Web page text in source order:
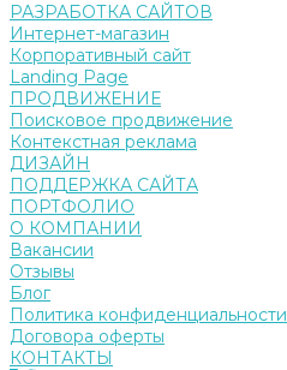
РАЗРАБОТКА САЙТОВ
Интернет-магазин
Корпоративный сайт
Landing Page
ПРОДВИЖЕНИЕ
Поисковое продвижение
Контекстная реклама
ДИЗАЙН
ПОДДЕРЖКА САЙТА
ПОРТФОЛИО
О КОМПАНИИ
Вакансии
Отзывы
Блог
Политика конфиденциальности
Договора оферты
КОНТАКТЫ